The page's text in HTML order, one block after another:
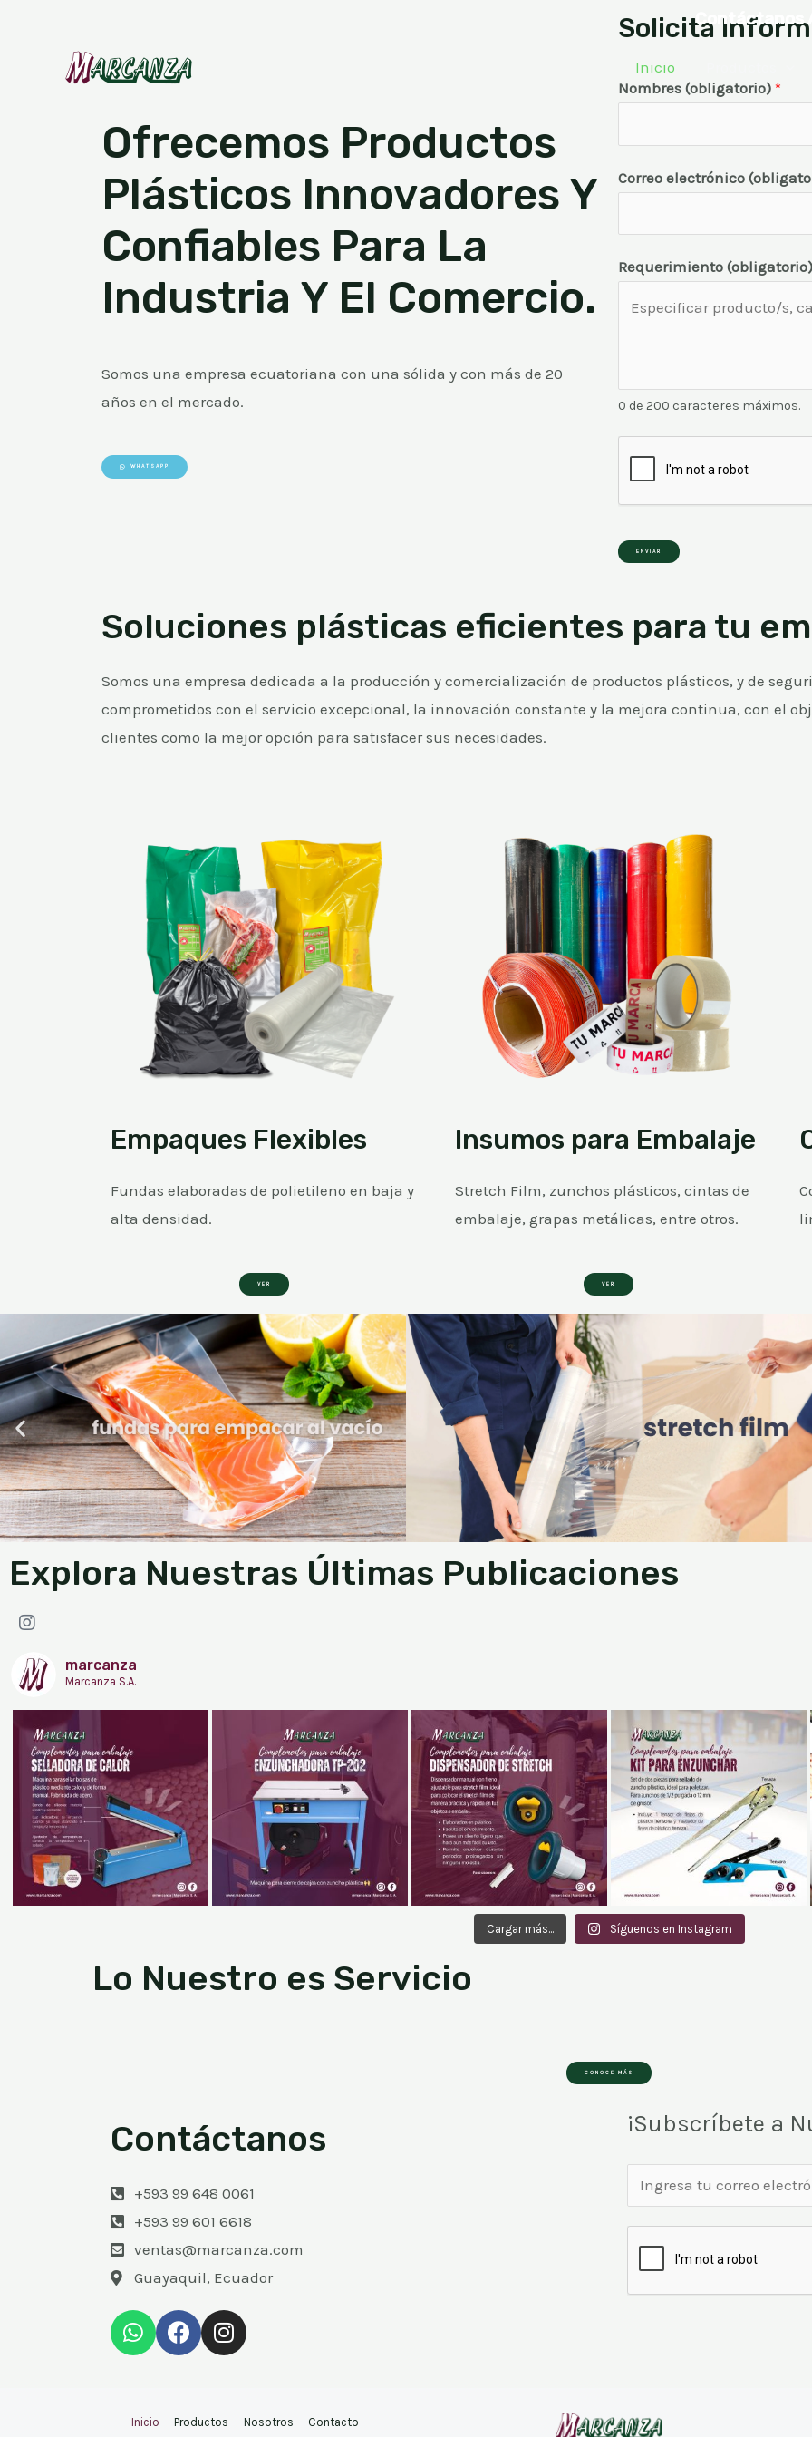
Contáctanos
Inicio
Ofrecemos Productos
Plásticos Innovadores Y
Confiables Para La
Industria Y El Comercio.​
Somos una empresa ecuatoriana con una sólida y con más de 20
años en el mercado.
WHATSAPP
Solicita
Nombres (obligatorio) *
Correo electrónico
Requerimiento
0 de 200 caracteres máximos.
ENVIAR
Soluciones plásticas eficientes para tu
Somos una empresa dedicada a la producción y comercialización de productos plásticos, y de
comprometidos con el servicio excepcional, la innovación constante y la mejora continua, con el
clientes como la mejor opción para satisfacer sus necesidades.
Empaques Flexibles
Fundas elaboradas de polietileno en baja y
alta densidad.
VER
Insumos para Embalaje
Stretch Film, zunchos plásticos, cintas de
embalaje, grapas metálicas, entre otros.
VER
Explora Nuestras Últimas Publicaciones
marcanza
Marcanza S.A.
Cargar más... Síguenos en Instagram
Lo Nuestro es Servicio
CONOCE MÁS
Contáctanos
+593 99 648 0061
+593 99 601 6618
ventas@marcanza.com
Guayaquil, Ecuador
¡Subscríbete a
Inicio Productos Nosotros
Contacto